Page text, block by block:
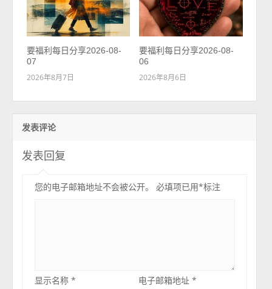
要福利每日分享2026-08-
07
2026年8月7日
要福利每日分享2026-08-
06
2026年8月6日
发表评论
发表回复
您的电子邮箱地址不会被公开。 必填项已用*标注
显示名称* 电子邮箱地址*